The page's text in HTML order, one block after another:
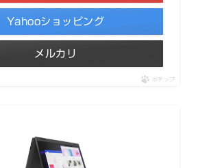
Yahooショッピング
メルカリ
ポチップ